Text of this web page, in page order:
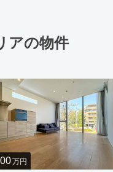
アの物件
万円